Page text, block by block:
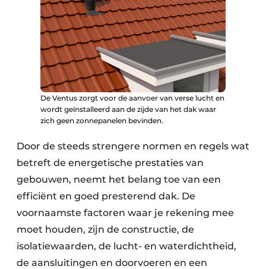
De Ventus zorgt voor de aanvoer van verse lucht en
wordt geïnstalleerd aan de zijde van het dak waar
zich geen zonnepanelen bevinden.
Door de steeds strengere normen en regels wat
betreft de energetische prestaties van
gebouwen, neemt het belang toe van een
efficiënt en goed presterend dak. De
voornaamste factoren waar je rekening mee
moet houden, zijn de constructie, de
isolatiewaarden, de lucht- en waterdichtheid,
de aansluitingen en doorvoeren en een